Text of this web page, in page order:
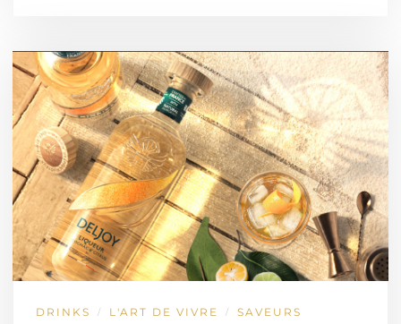
DRINKS / L'ART DE VIVRE / SAVEURS